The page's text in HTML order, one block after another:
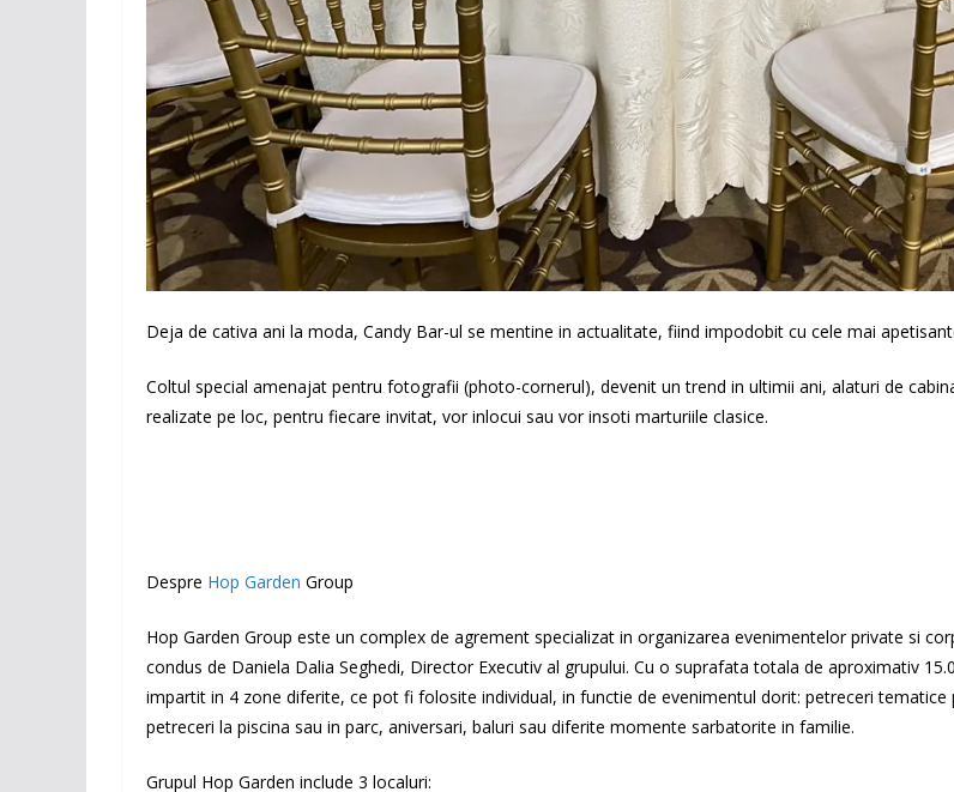
Deja de cativa ani la moda, Candy Bar-ul se mentine in actualitate, fiind impodobit cu cele mai
Coltul special amenajat pentru fotografii (photo-cornerul), devenit un trend in ultimii ani, alaturi de
realizate pe loc, pentru fiecare invitat, vor inlocui sau vor insoti marturiile clasice.
Despre Hop Garden Group
Hop Garden Group este un complex de agrement specializat in organizarea evenimentelor private si
condus de Daniela Dalia Seghedi, Director Executiv al grupului. Cu o suprafata totala de aproximativ
impartit in 4 zone diferite, ce pot fi folosite individual, in functie de evenimentul dorit: petreceri
petreceri la piscina sau in parc, aniversari, baluri sau diferite momente sarbatorite in familie.
Grupul Hop Garden include 3 localuri: